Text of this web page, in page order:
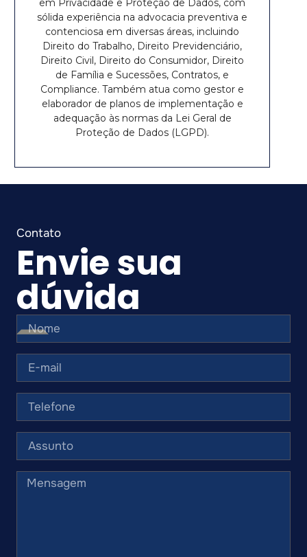
em Privacidade e Proteção de Dados, com
sólida experiência na advocacia preventiva e
contenciosa em diversas áreas, incluindo
Direito do Trabalho, Direito Previdenciário,
Direito Civil, Direito do Consumidor, Direito
de Família e Sucessões, Contratos, e
Compliance. Também atua como gestor e
elaborador de planos de implementação e
adequação às normas da Lei Geral de
Proteção de Dados (LGPD).
Envie sua
dúvida